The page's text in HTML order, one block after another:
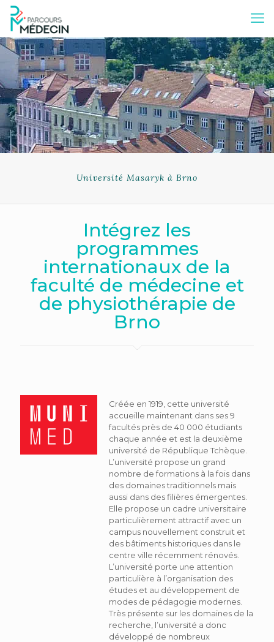
Université Masaryk à Brno
Intégrez les
programmes
internationaux de la
faculté de médecine et
de physiothérapie de
Brno
Créée en 1919, cette université
accueille maintenant dans ses 9
facultés près de 40 000 étudiants
chaque année et est la deuxième
université de République Tchèque.
L’université propose un grand
nombre de formations à la fois dans
des domaines traditionnels mais
aussi dans des filières émergentes.
Elle propose un cadre universitaire
particulièrement attractif avec un
campus nouvellement construit et
des bâtiments historiques dans le
centre ville récemment rénovés.
L’université porte une attention
particulière à l’organisation des
études et au développement de
modes de pédagogie modernes.
Très présente sur les domaines de la
recherche, l’université a donc
développé de nombreux